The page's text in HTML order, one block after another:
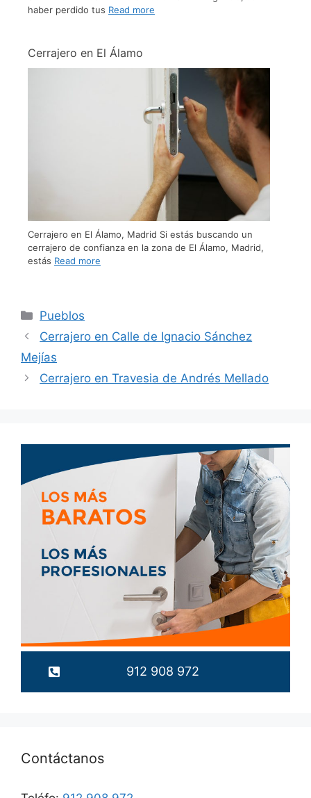
haber perdido tus Read more
Cerrajero en El Álamo
Cerrajero en El Álamo, Madrid Si estás buscando un
cerrajero de confianza en la zona de El Álamo, Madrid,
estás Read more
Pueblos
Cerrajero en Calle de Ignacio Sánchez
Mejías
Cerrajero en Travesia de Andrés Mellado
912 908 972
Contáctanos